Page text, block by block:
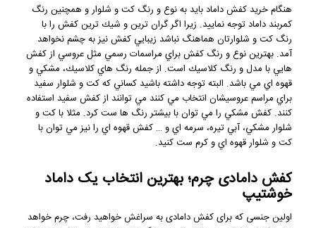
هنگام خريد كفش داماد بايد به نوع و رنگ كت و شلوار و همچنين رنگ
كمربند داماد توجه نماييد. زيرا اگر گران ترين و شيك ترين كفش را با
رنگ كت و شلوارتان هماهنگ نباشد زيبايي كفش نيز به چشم نخواهد
آمد. بهترين نوع و رنگ كفش براي مراسمات رسمي مثل عروسي از كفش
هايي با مدل و رنگ كلاسيك است. از جمله رنگ هاي كلاسيك، مشكي و
قهوه اي مي باشد. البته توجه داشته باشيد كساني كه كت و شلوار سفيد
براي مراسم عروسيشان انتخاب مي كنند مي توانند از كفش سفيد استفاده
كنند. كفش مشكي را مي توان با بيشتر رنگ ها ست كرد. مثلا با كت و
شلوار مشكي، آبي تيره، سرمه اي و … كفش قهوه اي را نيز مي توان با
كت و شلوار قهوه اي و كرم ست كنيد.
کفش دامادی چرم؛ بهترین انتخاب یک داماد
خوشتیپ
اولین جنسی که برای کفش دامادی به سراغش خواهید رفت، چرم خواهد